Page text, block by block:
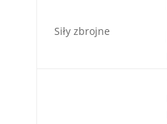
Siły zbrojne